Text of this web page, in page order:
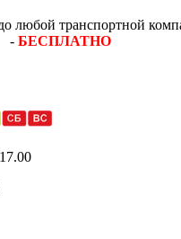
любой транспортной
- БЕСПЛАТНО